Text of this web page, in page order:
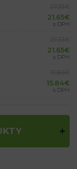
21.65€
s DPH
21.65€
s DPH
15.84€
s DPH